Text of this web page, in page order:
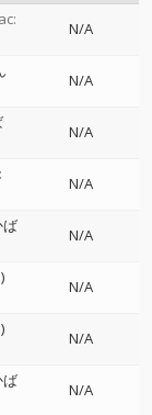
N/A
N/A
N/A
N/A
N/A
N/A
N/A
N/A